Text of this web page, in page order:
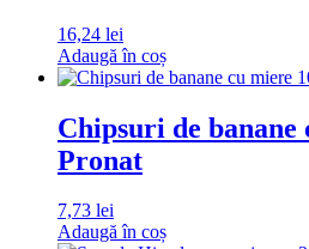
16,24 lei
Adaugă în coș
Chipsuri de banane
Pronat
7,73 lei
Adaugă în coș